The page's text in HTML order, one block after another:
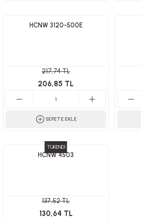
HCNW 3120-500E
217,74 TL
206,85 TL
SEPETE EKLE
TÜKENDİ
HCNW 4503
137,52 TL
130,64 TL